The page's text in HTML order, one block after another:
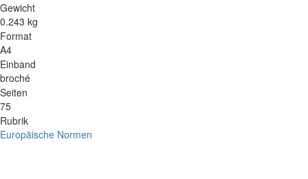
Gewicht
0.243 kg
Format
A4
Einband
broché
Seiten
75
Rubrik
Europäische Normen